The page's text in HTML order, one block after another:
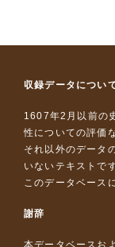
収録データについ
1607年2月以前の
性についての評価
それ以外のデータ
いないテキストで
このデータベース
謝辞
本データベースお